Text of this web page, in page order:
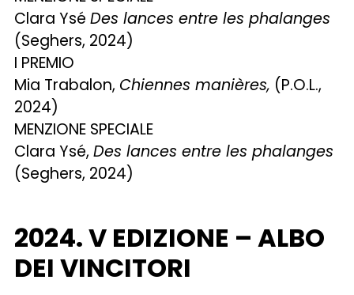
Clara YséDes lances entre les phalanges
(Seghers, 2024)
I PREMIO
Mia Trabalon, Chiennes manières, (P.O.L.,
2024)
MENZIONE SPECIALE
Clara Ysé,Des lances entre les phalanges
(Seghers, 2024)
2024. V EDIZIONE – ALBO
DEI VINCITORI